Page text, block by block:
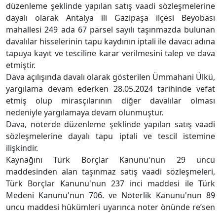
düzenleme şeklinde yapılan satış vaadi sözleşmelerine
dayalı olarak Antalya ili Gazipaşa ilçesi Beyobası
mahallesi 249 ada 67 parsel sayılı taşınmazda bulunan
davalılar hisselerinin tapu kaydının iptali ile davacı adına
tapuya kayıt ve tesciline karar verilmesini talep ve dava
etmiştir.
Dava açılışında davalı olarak gösterilen Ümmahani Ülkü,
yargılama devam ederken 28.05.2024 tarihinde vefat
etmiş olup mirasçılarının diğer davalılar olması
nedeniyle yargılamaya devam olunmuştur.
Dava, noterde düzenleme şeklinde yapılan satış vaadi
sözleşmelerine dayalı tapu iptali ve tescil istemine
ilişkindir.
Kaynağını Türk Borçlar Kanunu'nun 29 uncu
maddesinden alan taşınmaz satış vaadi sözleşmeleri,
Türk Borçlar Kanunu'nun 237 inci maddesi ile Türk
Medeni Kanunu'nun 706. ve Noterlik Kanunu'nun 89
uncu maddesi hükümleri uyarınca noter önünde re’sen